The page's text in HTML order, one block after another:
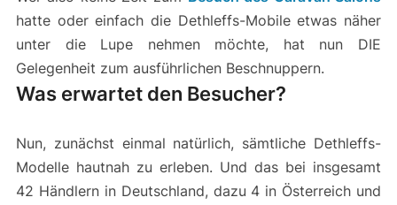
hatte oder einfach die Dethleffs-Mobile etwas näher
unter die Lupe nehmen möchte, hat nun DIE
Gelegenheit zum ausführlichen Beschnuppern.
Was erwartet den Besucher?
Nun, zunächst einmal natürlich, sämtliche Dethleffs-
Modelle hautnah zu erleben. Und das bei insgesamt
42 Händlern in Deutschland, dazu 4 in Österreich und